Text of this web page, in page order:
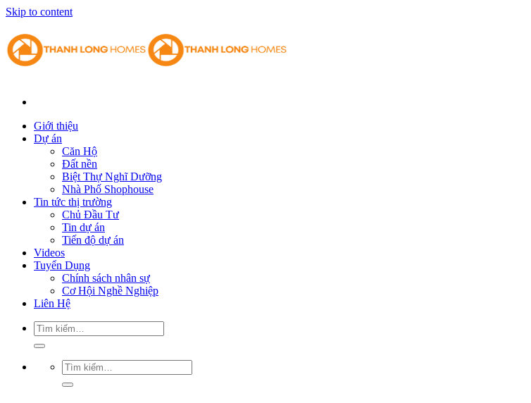
Skip to content
Giới thiệu
Dự án
Căn Hộ
Đất nền
Biệt Thự Nghĩ Dưỡng
Nhà Phố Shophouse
Tin tức thị trường
Chủ Đầu Tư
Tin dự án
Tiến độ dự án
Videos
Tuyển Dụng
Chính sách nhân sự
Cơ Hội Nghề Nghiệp
Liên Hệ